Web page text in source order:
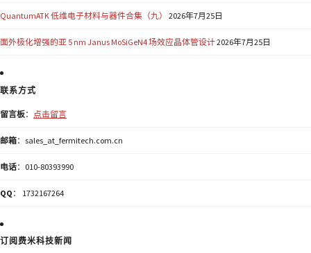
QuantumATK 低维电子材料与器件合集（九） 2026年7月25日
面外极化增强的亚 5 nm Janus MoSiGeN4 场效应晶体管设计2026年7月25日
联系方式
留言板： 点击留言
邮箱：sales_at_fermitech.com.cn
电话：010-80393990
QQ ： 1732167264
订阅费米科技新闻